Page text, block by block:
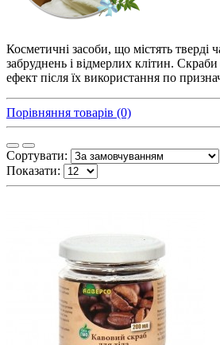
Косметичні засоби, що містять тверді
забруднень і відмерлих клітин.
ефект після їх використання по
Порівняння товарів (0)
Сортувати:
Показати: